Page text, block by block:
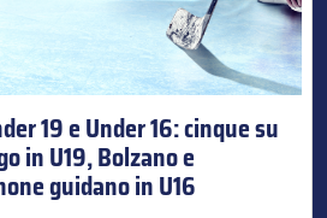
19 e Under 16: cinque su
in U19, Bolzano e
guidano in U16